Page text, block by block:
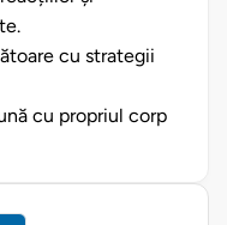
cu strategii
cu propriul corp